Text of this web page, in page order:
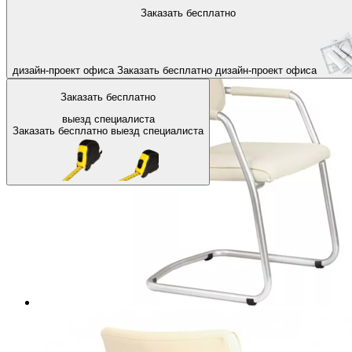
Заказать бесплатно
дизайн-проект офиса Заказать бесплатно дизайн-проект офиса
Заказать бесплатно
выезд специалиста
Заказать бесплатно выезд специалиста